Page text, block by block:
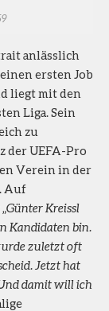
anlässlich
ersten Job
liegt mit den
Liga. Sein
zu
der UEFA-Pro
Verein in der
Auf
Günter Kreissl
Kandidaten bin.
zuletzt oft
Jetzt hat
damit will ich